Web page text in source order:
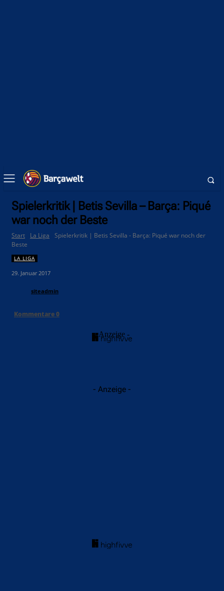
Spielerkritik | Betis Sevilla – Barça: Piqué
war noch der Beste
Start La Liga
Spielerkritik | Betis Sevilla - Barça: Piqué war noch der
Beste
LA LIGA
29. Januar 2017
siteadmin
Kommentare0
- Anzeige -
- Anzeige -